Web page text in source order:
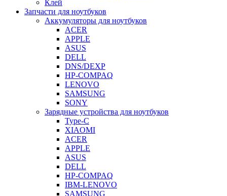
Клей
Запчасти для ноутбуков
Аккумуляторы для ноутбуков
ACER
APPLE
ASUS
DELL
DNS/DEXP
HP-COMPAQ
LENOVO
SAMSUNG
SONY
Зарядные устройства для ноутбуков
Type-C
XIAOMI
ACER
APPLE
ASUS
DELL
HP-COMPAQ
IBM-LENOVO
SAMSUNG